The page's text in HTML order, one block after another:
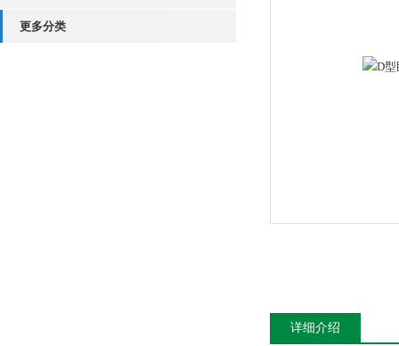
更多分类
详细介绍